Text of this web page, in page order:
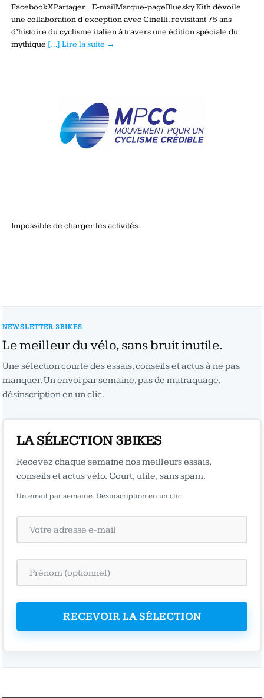
FacebookXPartager…E-mailMarque-pageBluesky Kith dévoile
une collaboration d’exception avec Cinelli, revisitant 75 ans
d’histoire du cyclisme italien à travers une édition spéciale du
mythique […] Lire la suite →
Impossible de charger les activités.
NEWSLETTER 3BIKES
Le meilleur du vélo, sans bruit inutile.
Une sélection courte des essais, conseils et actus à ne pas
manquer. Un envoi par semaine, pas de matraquage,
désinscription en un clic.
LA SÉLECTION 3BIKES
Recevez chaque semaine nos meilleurs essais,
conseils et actus vélo. Court, utile, sans spam.
Un email par semaine. Désinscription en un clic.
RECEVOIR LA SÉLECTION